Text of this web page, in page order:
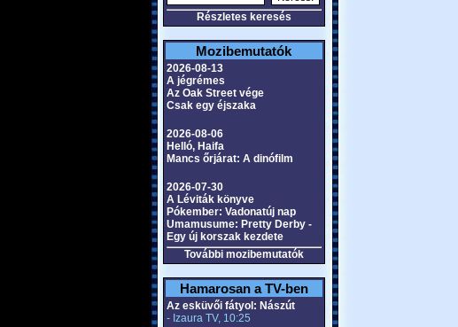
Részletes keresés
Mozibemutatók
2026-08-13
A jégrémes
Az Oak Street vége
Csak egy éjszaka
2026-08-06
Helló, Haifa
Mancs őrjárat: A dinófilm
2026-07-30
A Léviták könyve
Pókember: Vadonatúj nap
Umamusume: Pretty Derby -
Egy új korszak kezdete
További mozibemutatók
Hamarosan a TV-ben
Az esküvői fátyol: Nászút
- Izaura TV, 10:25